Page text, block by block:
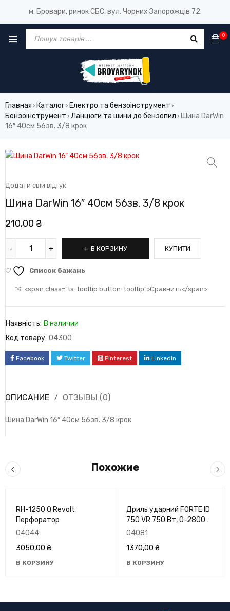
м. Бровари, ринок СБС, вул. Чорних Запорожців 72.
0
Главная › Каталог› Електро та бензоінструмент ›
Бензоінструмент › Ланцюги та шини до бензопил › Шина DarWin
16″ 40см 56зв. 3/8 крок
Додати свій відгук
Шина DarWin 16″ 40см 56зв. 3/8 крок
210,00 ₴
В КОРЗИНУ КУПИТИ
Список бажань
<span class="ts-tooltip button-tooltip">Сравнить</span>
Наявність: В наличии
Код товару: 04300
Facebook Twitter Pinterest LinkedIn
ОПИСАНИЕ ОТЗЫВЫ (0)
Шина DarWin 16″ 40см 56зв. 3/8 крок
Похожие
RH-1250 Q Revolt
Перфоратор
04044
3050,00 ₴
В КОРЗИНУ
Дриль ударний FORTE ID
750 VR 750 Вт, 0-2800
об/хв
04081
1370,00 ₴
В КОРЗИНУ